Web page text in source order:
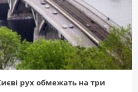
рух обмежать на три